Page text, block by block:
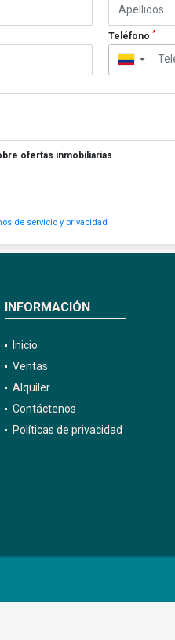
Teléfono *
▼
ofertas inmobiliarias
de servicio y privacidad
INFORMACIÓN
Inicio
Ventas
Alquiler
Contáctenos
Políticas de privacidad